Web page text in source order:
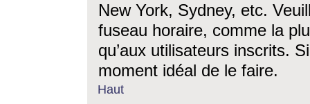
New York, Sydney, etc.
fuseau horaire, comme la
qu’aux utilisateurs inscrits.
moment idéal de le faire.
Haut